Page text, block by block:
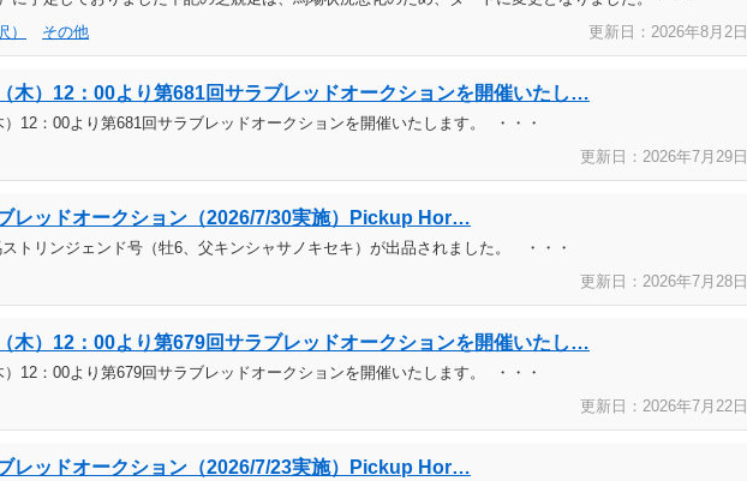
）
その他 更新日：2026年8月 2日
木）12：00より第681回サラブレッドオークションを開催いたし…
12：00より第681回サラブレッドオークションを開催いたします。 ・・・
更新日：2026年7月 29日
レッドオークション（2026/7/30実施）Pickup Hor…
トリンジェンド号（牡6、父キンシャサノキセキ）が出品されました。 ・・・
更新日：2026年7月 28日
木）12：00より第679回サラブレッドオークションを開催いたし…
12：00より第679回サラブレッドオークションを開催いたします。 ・・・
更新日：2026年7月 22日
レッドオークション（2026/7/23実施）Pickup Hor…